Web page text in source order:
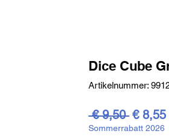
Dice Cube
Artikelnummer:
€ 9,50 € 8,55
Sommerrabatt 2026